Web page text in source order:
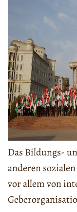
Das Bildungs-
anderen
vor allem von